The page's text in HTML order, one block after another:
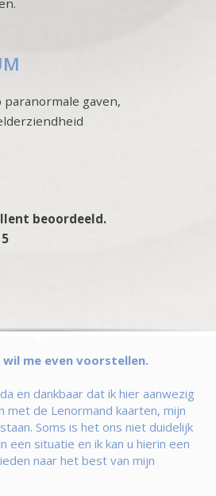
paranormale gaven,
beoordeeld.
wil me even voorstellen.
en dankbaar dat ik hier aanwezig
met de Lenormand kaarten, mijn
Soms is het ons niet duidelijk
een situatie en ik kan u hierin een
naar het best van mijn